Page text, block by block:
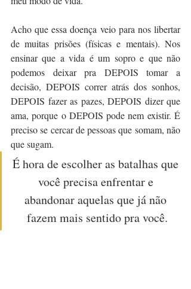
Acho que essa doença veio para nos libertar
de muitas prisões (físicas e mentais). Nos
ensinar que a vida é um sopro e que não
podemos deixar pra DEPOIS tomar a
decisão, DEPOIS correr atrás dos sonhos,
DEPOIS fazer as pazes, DEPOIS dizer que
ama, porque o DEPOIS pode nem existir. É
preciso se cercar de pessoas que somam, não
que sugam.
É hora de escolher as batalhas que
você precisa enfrentar e
abandonar aquelas que já não
fazem mais sentido pra você.